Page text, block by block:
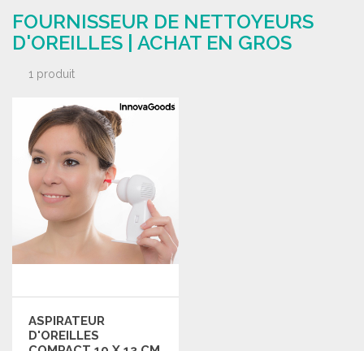
FOURNISSEUR DE NETTOYEURS
D'OREILLES | ACHAT EN GROS
1 produit
ASPIRATEUR
D'OREILLES